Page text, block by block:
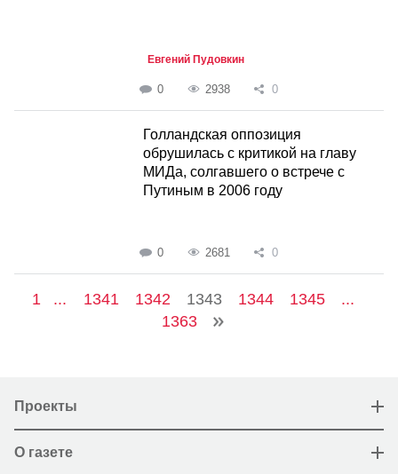
Евгений Пудовкин
0 2938 0
Голландская оппозиция
обрушилась с критикой на главу
МИДа, солгавшего о встрече с
Путиным в 2006 году
0 2681 0
1 ... 1341 1342 1343 1344 1345
...
1363
Проекты
О газете